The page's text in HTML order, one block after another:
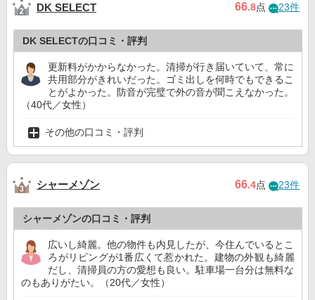
DK SELECT 66.8点 23件
DK SELECTの口コミ・評判
更新料がかからなかった。清掃が行き届いていて、常に
共用部分がきれいだった。ゴミ出しを何時でもできるこ
とがよかった。防音が完璧で外の音が聞こえなかった。
（40代／女性）
その他の口コミ・評判
シャーメゾン 66.4点 23件
シャーメゾンの口コミ・評判
広いし綺麗。他の物件も内見したが、今住んでいるとこ
ろがリビングが1番広くて惹かれた。建物の外観も綺麗
だし、清掃員の方の愛想も良い。駐車場一台分は無料な
のもありがたい。（20代／女性）